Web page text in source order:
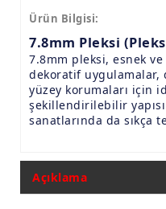
Ürün Bilgisi:
7.8mm Pleksi
7.8mm pleksi, esnek
dekoratif uygulamalar,
yüzey korumaları için
şekillendirilebilir
sanatlarında da sıkça
Açıklama